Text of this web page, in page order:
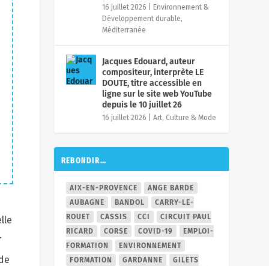
16 juillet 2026
Environnement &
Développement durable,
Méditerranée
Jacques Edouard, auteur
compositeur, interprète LE
DOUTE, titre accessible en
ligne sur le site web YouTube
depuis le 10 juillet 26
16 juillet 2026 |Art, Culture & Mode
REBONDIR…
AIX-EN-PROVENCE
ANGE BARDE
AUBAGNE
BANDOL
CARRY-LE-
ROUET
CASSIS CCI
CIRCUIT PAUL
RICARD
CORSE COVID-19
EMPLOI-
FORMATION
ENVIRONNEMENT
FORMATION
GARDANNE
GILETS